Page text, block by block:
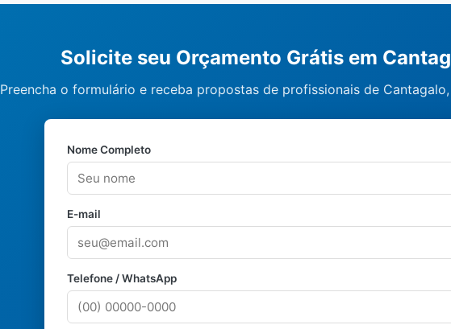
Solicite seu Orçamento Grátis em
Preencha o formulário e receba propostas de profissionais de
Nome Completo
E-mail
Telefone / WhatsApp